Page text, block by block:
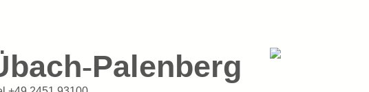
-Palenberg